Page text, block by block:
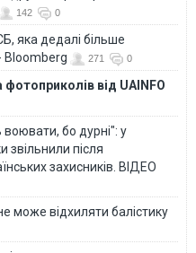
142 0
яка дедалі більше
Bloomberg
271 0
від UAINFO
бо дурні": у
звільнили після
захисників. ВІДЕО
може відхиляти балістику